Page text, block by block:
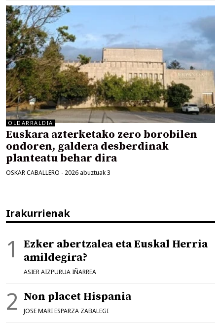
OLDARRALDIA
Euskara azterketako zero borobilen
ondoren, galdera desberdinak
planteatu behar dira
OSKAR CABALLERO - 2026 abuztuak 3
Irakurrienak
Ezker abertzalea eta Euskal Herria
amildegira?
ASIER AIZPURUA IÑARREA
Non placet Hispania
JOSE MARI ESPARZA ZABALEGI